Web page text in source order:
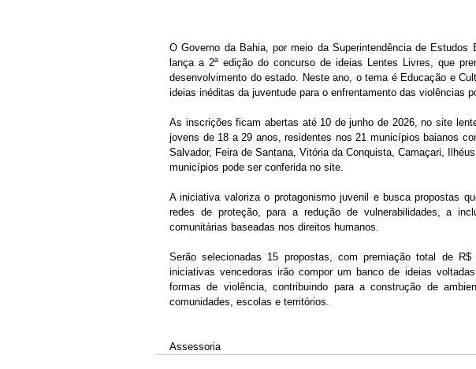
O Governo da Bahia, por meio da Superintendência de Estudos
lança a 2ª edição do concurso de ideias Lentes Livres, que
desenvolvimento do estado. Neste ano, o tema é Educação e
ideias inéditas da juventude para o enfrentamento das violências
As inscrições ficam abertas até 10 de junho de 2026, no site
jovens de 18 a 29 anos, residentes nos 21 municípios baianos
Salvador, Feira de Santana, Vitória da Conquista, Camaçari,
municípios pode ser conferida no site.
A iniciativa valoriza o protagonismo juvenil e busca propostas
redes de proteção, para a redução de vulnerabilidades, a
comunitárias baseadas nos direitos humanos.
Serão selecionadas 15 propostas, com premiação total de
iniciativas vencedoras irão compor um banco de ideias
formas de violência, contribuindo para a construção de
comunidades, escolas e territórios.
Assessoria